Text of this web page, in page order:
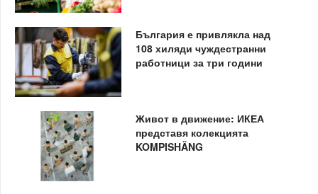
България е привлякла над
108 хиляди чуждестранни
работници за три години
Живот в движение: ИКЕА
представя колекцията
KOMPISHÄNG